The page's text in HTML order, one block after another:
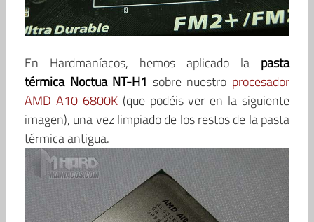
En Hardmaníacos, hemos aplicado la pasta
térmica Noctua NT-H1 sobre nuestro procesador
AMD A10 6800K(que podéis ver en la siguiente
imagen), una vez limpiado de los restos de la pasta
térmica antigua.